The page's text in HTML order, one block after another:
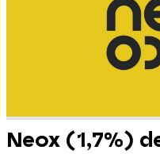
Neox (1,7%)